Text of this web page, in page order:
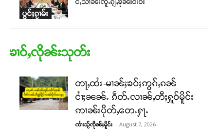
ပွင်ႈၵႂၢမ်း
င်ႇသၢၼ်းၸူႉၵျီႇၶိုၼ်းဝႆးဝႆး
ၶၢဝ်ႇလိုၼ်းသုတ်း
တႃႇထႆး-မၢၼ်ႈၶဝ်ႈဢွၵ်ႇၵၼ်
ငၢႆႈၼၼ်ႉ ၵဵတ်ႉလၢၼ်ႇတီႈႁူဝ်မိူင်း
ဢၢၼ်းပိုတ်ႇတေႉႁႃႉ
ၸၢႆးသႂ်ၸိုၼ်ႈမိူင်း - August 7, 2026